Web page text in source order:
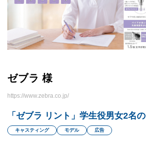
ゼブラ 様
https://www.zebra.co.jp/
「ゼブラ リント」学生役男女2名
キャスティング モデル 広告